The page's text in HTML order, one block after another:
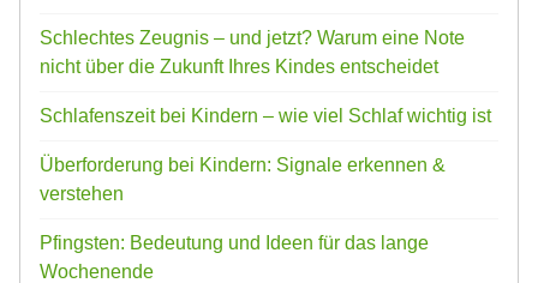
Schlechtes Zeugnis – und jetzt? Warum eine Note
nicht über die Zukunft Ihres Kindes entscheidet
Schlafenszeit bei Kindern – wie viel Schlaf wichtig ist
Überforderung bei Kindern: Signale erkennen &
verstehen
Pfingsten: Bedeutung und Ideen für das lange
Wochenende